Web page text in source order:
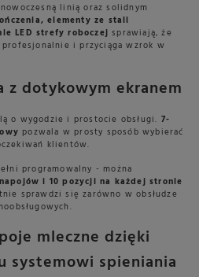
linią oraz solidnym
elementy ze stali
LED strefy roboczej sprawiają, że
i przyciąga wzrok w
z dotykowym ekranem
o wygodzie i prostocie obsługi. 7-
pozwala w prosty sposób wybierać
klientów.
programowalny - można
i 10 pozycji na każdej stronie
sprawdzi się zarówno w obsłudze
mleczne dzięki
systemowi spieniania